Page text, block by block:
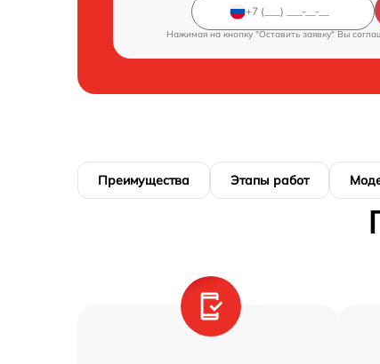
Нажимая на кнопку "Оставить заявку" Вы
Преимущества Этапы работ